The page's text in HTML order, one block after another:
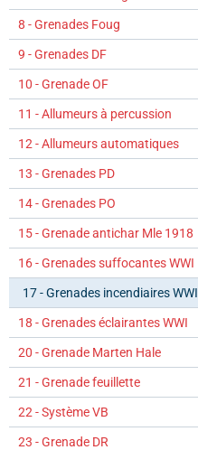
8 - Grenades Foug
9 - Grenades DF
10 - Grenade OF
11 - Allumeurs à percussion
12 - Allumeurs automatiques
13 - Grenades PD
14 - Grenades PO
15 - Grenade antichar Mle 1918
16 - Grenades suffocantes WWI
17 - Grenades incendiaires WWI
18 - Grenades éclairantes WWI
20 - Grenade Marten Hale
21 - Grenade feuillette
22 - Système VB
23 - Grenade DR